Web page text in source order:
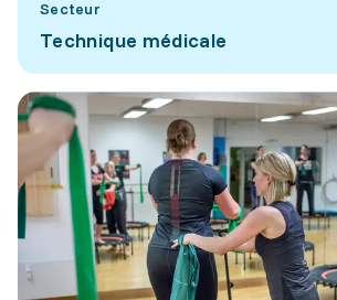
Secteur
Technique médicale